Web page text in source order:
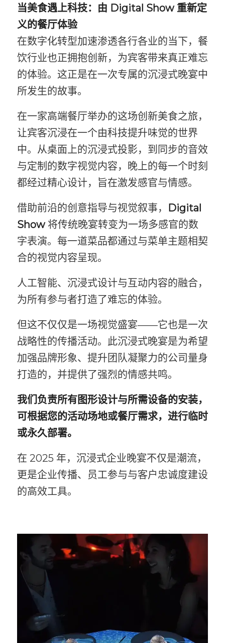
当美食遇上科技：由 Digital Show 重新定
义的餐厅体验
在数字化转型加速渗透各行各业的当下，餐
饮行业也正拥抱创新，为宾客带来真正难忘
的体验。这正是在一次专属的沉浸式晚宴中
所发生的故事。
在一家高端餐厅举办的这场创新美食之旅，
让宾客沉浸在一个由科技提升味觉的世界
中。从桌面上的沉浸式投影，到同步的音效
与定制的数字视觉内容，晚上的每一个时刻
都经过精心设计，旨在激发感官与情感。
借助前沿的创意指导与视觉叙事，
Digital
Show将传统晚宴转变为一场多感官的数
字表演。每一道菜品都通过与菜单主题相契
合的视觉内容呈现。
人工智能、沉浸式设计与互动内容的融合，
为所有参与者打造了难忘的体验。
但这不仅仅是一场视觉盛宴——它也是一次
战略性的传播活动。此沉浸式晚宴是为希望
加强品牌形象、提升团队凝聚力的公司量身
打造的，并提供了强烈的情感共鸣。
我们负责所有图形设计与所需设备的安装，
可根据您的活动场地或餐厅需求，进行临时
或永久部署。
在 2025 年，沉浸式企业晚宴不仅是潮流，
更是企业传播、员工参与与客户忠诚度建设
的高效工具。